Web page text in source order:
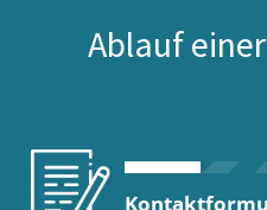
Ablauf einer